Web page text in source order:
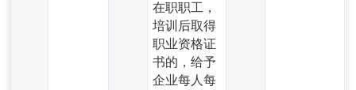
在职职工，
培训后取得
职业资格证
书的，给予
企业每人每